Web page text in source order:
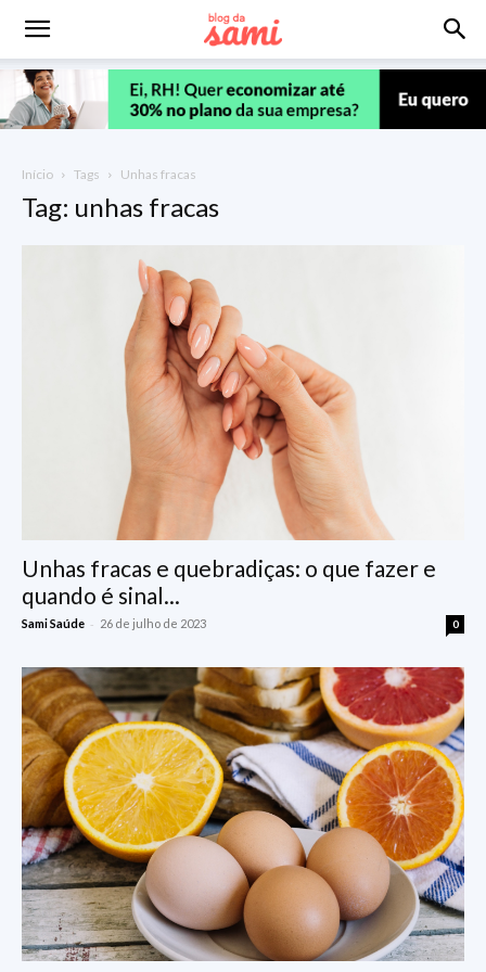
Início Tags Unhas fracas
Tag: unhas fracas
Unhas fracas e quebradiças: o que fazer e
quando é sinal...
Sami Saúde - 26 de julho de 2023 0